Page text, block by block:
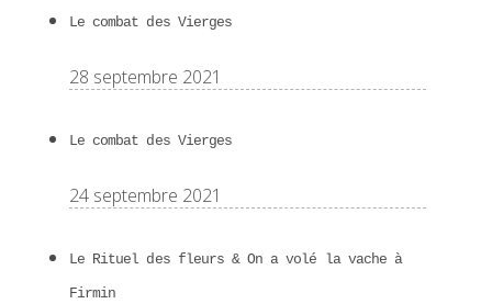
Le combat des Vierges
28 septembre 2021
Le combat des Vierges
24 septembre 2021
Le Rituel des fleurs & On a volé la vache à
Firmin